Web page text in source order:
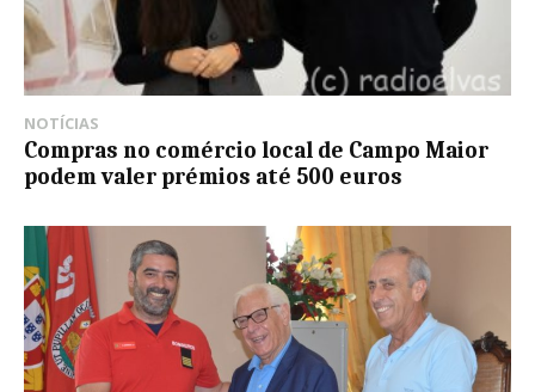
NOTÍCIAS
Compras no comércio local de Campo Maior
podem valer prémios até 500 euros